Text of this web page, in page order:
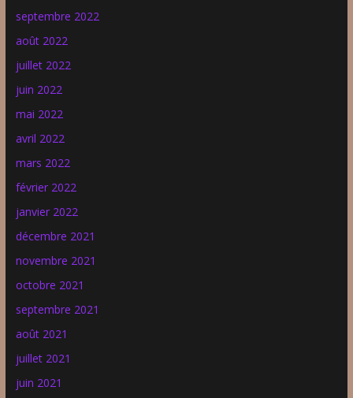
septembre 2022
août 2022
juillet 2022
juin 2022
mai 2022
avril 2022
mars 2022
février 2022
janvier 2022
décembre 2021
novembre 2021
octobre 2021
septembre 2021
août 2021
juillet 2021
juin 2021